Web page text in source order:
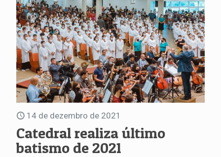
14 de dezembro de 2021
Catedral realiza último
batismo de 2021